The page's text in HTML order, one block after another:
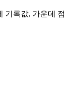
기록값, 가운데 점